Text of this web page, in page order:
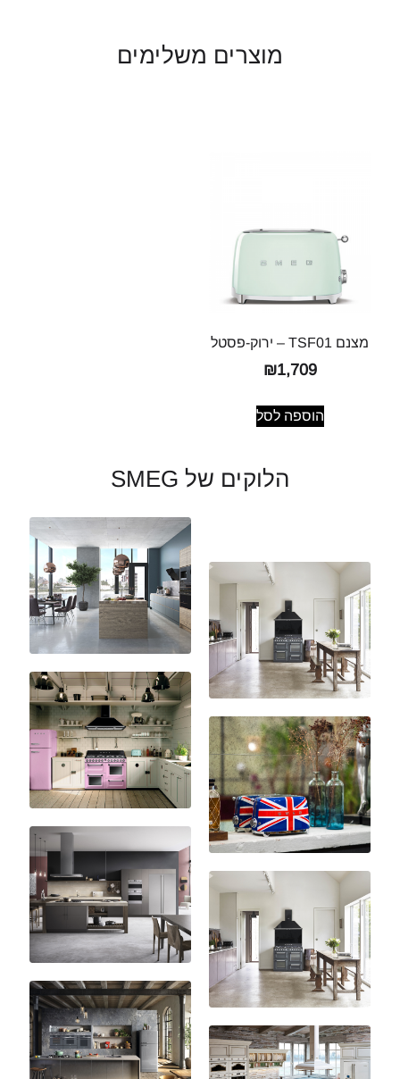
מוצרים משלימים
מצנם TSF01 – ירוק-פסטל
₪1,709
הוספה לסל
הלוקים של SMEG